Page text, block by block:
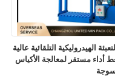
الهيدروليكية التلقائية عالية
أداء مستقر لمعالجة الأكياس